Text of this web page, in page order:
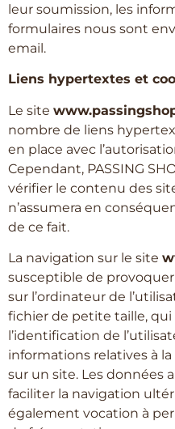
leur soumission, les
formulaires nous sont
email.
Liens hypertextes et
Le site
nombre de liens
en place avec
Cependant, PASSING
vérifier le contenu des
n’assumera en
de ce fait.
La navigation sur le site
susceptible de provoquer
sur l’ordinateur de
fichier de petite taille,
l’identification de
informations relatives à
sur un site. Les données
faciliter la navigation
également vocation à